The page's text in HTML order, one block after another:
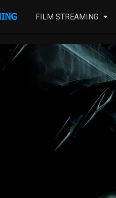
FILM STREAMING